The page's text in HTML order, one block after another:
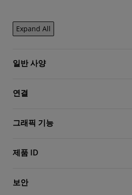
Expand All
일반 사양
연결
그래픽 기능
제품 ID
보안